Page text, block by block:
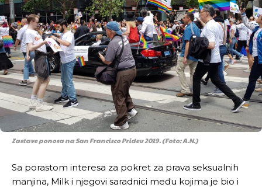
Zastave ponosa na San Francisco Prideu 2019. (Foto: A.N.)
Sa porastom interesa za pokret za prava seksualnih
manjina, Milk i njegovi saradnici među kojima je bio i